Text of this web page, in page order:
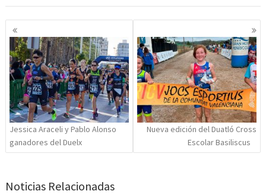
Navegación
de
entradas
Jessica Araceli y Pablo Alonso
ganadores del Duelx
Nueva edición del Duatló Cross
Escolar Basiliscus
Noticias Relacionadas